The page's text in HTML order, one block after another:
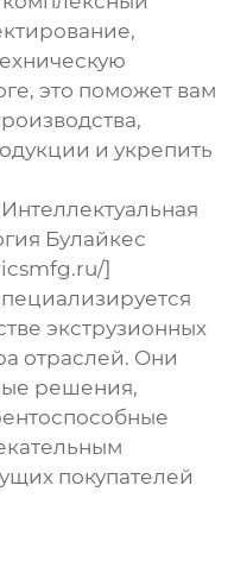
это поможет вам
и укрепить
Булайкес
]
экструзионных
отраслей. Они
решения,
покупателей